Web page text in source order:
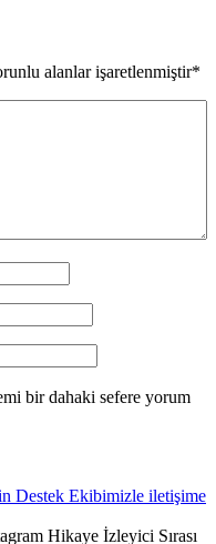
alanlar işaretlenmiştir*
bir dahaki sefere yorum
Destek Ekibimizle iletişime
Hikaye İzleyici Sırası